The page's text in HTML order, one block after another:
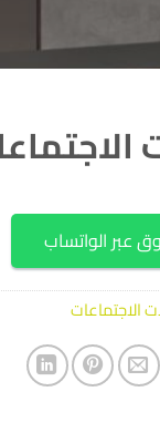
عبر الواتساب
الاجتماعات